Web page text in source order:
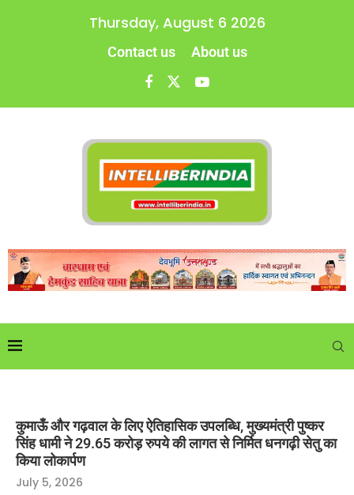
Thursday, August 6 2026
Contact us About us
कुमाऊँ और गढ़वाल के लिए ऐतिहासिक उपलब्धि, मुख्यमंत्री पुष्कर
सिंह धामी ने 29.65 करोड़ रुपये की लागत से निर्मित धनगढ़ी सेतु का
किया लोकार्पण
July 5, 2026